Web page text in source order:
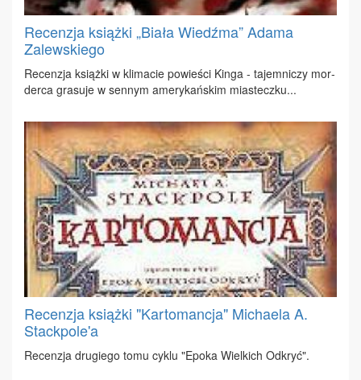
Recenzja książki „Biała Wiedźma” Adama
Zalewskiego
Re­cen­zja książ­ki w kli­ma­cie po­wie­ści Kin­ga - ta­jem­ni­czy mor­
der­ca gra­su­je w sen­nym ame­ry­kań­skim mia­stecz­ku...
Recenzja książki "Kartomancja" Michaela A.
Stackpole'a
Re­cen­zja dru­gie­go to­mu cy­klu "Epo­ka Wiel­kich Od­kryć".